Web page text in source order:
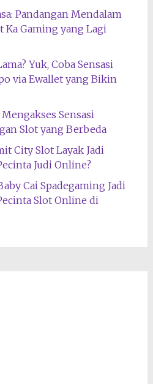
Pandangan Mendalam
Ka Gaming yang Lagi
Yuk, Coba Sensasi
via Ewallet yang Bikin
Sensasi
Slot yang Berbeda
City Slot Layak Jadi
Judi Online?
Cai Spadegaming Jadi
Slot Online di